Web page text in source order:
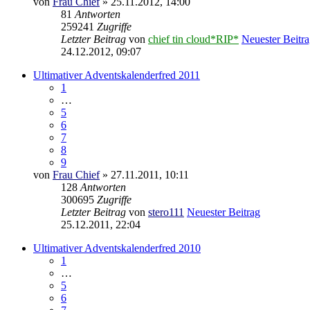
81 Antworten
259241 Zugriffe
Letzter Beitrag von chief tin cloud*RIP* Neuester
24.12.2012, 09:07
Ultimativer Adventskalenderfred 2011
1
…
5
6
7
8
9
von Frau Chief» 27.11.2011, 10:11
128 Antworten
300695 Zugriffe
Letzter Beitrag von stero111 Neuester Beitrag
25.12.2011, 22:04
Ultimativer Adventskalenderfred 2010
1
…
5
6